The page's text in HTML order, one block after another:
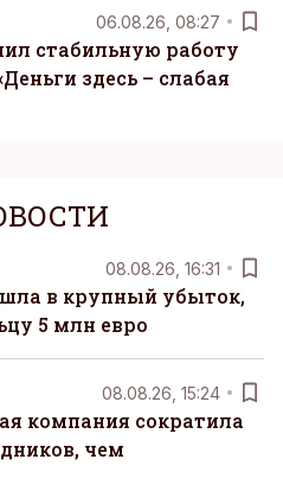
06.08.26, 08:27
стабильную работу
здесь – слабая
08.08.26, 16:31
в крупный убыток,
5 млн евро
08.08.26, 15:24
компания сократила
чем